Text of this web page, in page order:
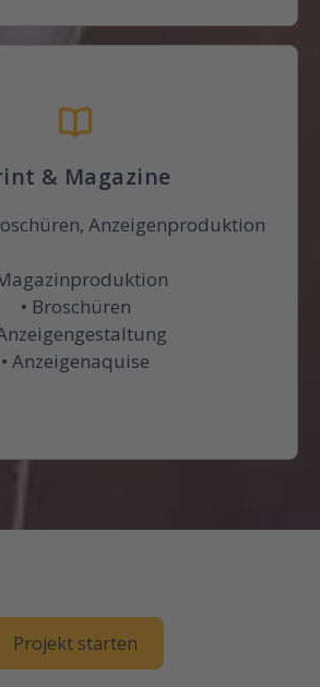
& Magazine
Anzeigenproduktion
• Broschüren
• Anzeigenaquise
Projekt starten